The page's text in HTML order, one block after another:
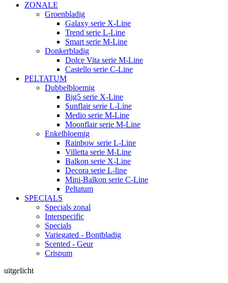
ZONALE
Groenbladig
Galaxy serie X-Line
Trend serie L-Line
Smart serie M-Line
Donkerbladig
Dolce Vita serie M-Line
Castello serie C-Line
PELTATUM
Dubbelbloemig
Big5 serie X-Line
Sunflair serie L-Line
Medio serie M-Line
Moonflair serie M-Line
Enkelbloemig
Rainbow serie L-Line
Villetta serie M-Line
Balkon serie X-Line
Decora serie L-line
Mini-Balkon serie C-Line
Peltatum
SPECIALS
Specials zonal
Interspecific
Specials
Variegated - Bontbladig
Scented - Geur
Crispum
uitgelicht